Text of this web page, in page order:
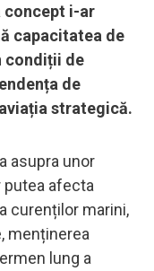
concept i-ar
capacitatea de
condiții de
de
strategică.
asupra unor
putea afecta
curenților marini,
menținerea
lung a